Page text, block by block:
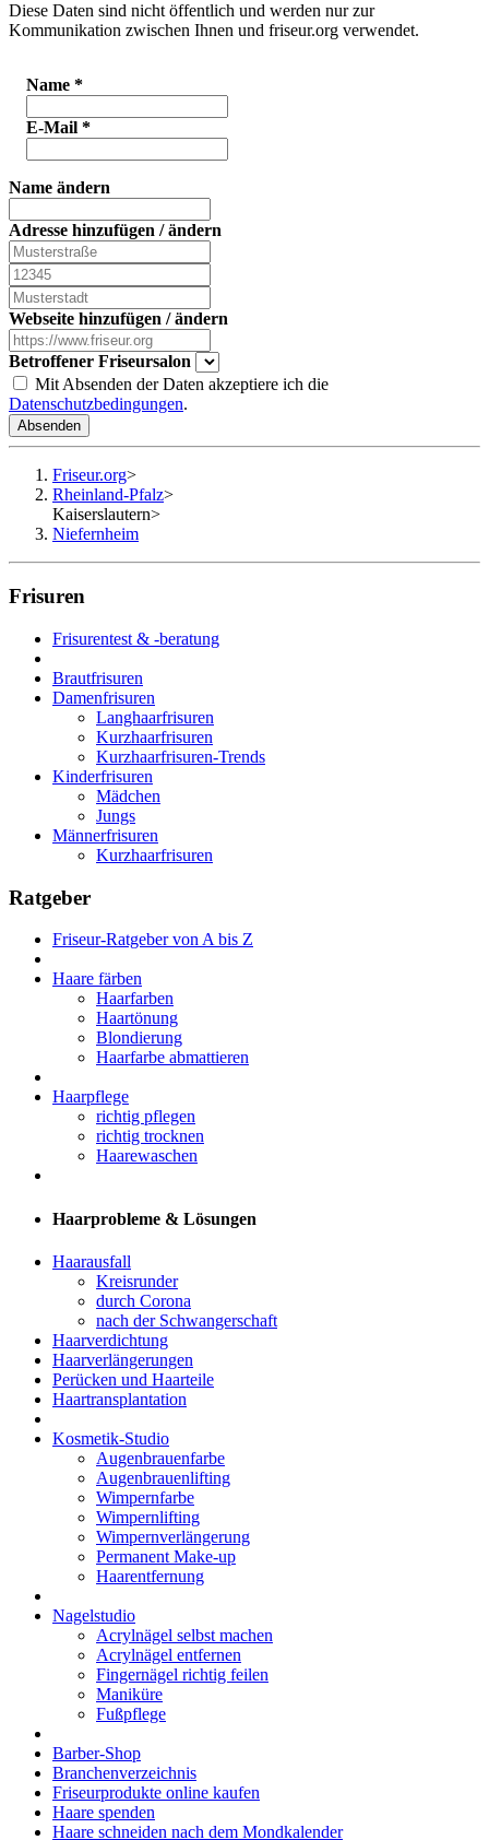
Diese Daten sind nicht öffentlich und werden nur zur
Kommunikation zwischen Ihnen und friseur.org verwendet.
Name *
E-Mail *
Name ändern
Adresse hinzufügen / ändern
Webseite hinzufügen / ändern
Betroffener Friseursalon
Mit Absenden der Daten akzeptiere ich die
Datenschutzbedingungen.
Absenden
Friseur.org>
Rheinland-Pfalz>
Kaiserslautern>
Niefernheim
Frisuren
Frisurentest & -beratung
Brautfrisuren
Damenfrisuren
Langhaarfrisuren
Kurzhaarfrisuren
Kurzhaarfrisuren-Trends
Kinderfrisuren
Mädchen
Jungs
Männerfrisuren
Kurzhaarfrisuren
Ratgeber
Friseur-Ratgeber von A bis Z
Haare färben
Haarfarben
Haartönung
Blondierung
Haarfarbe abmattieren
Haarpflege
richtig pflegen
richtig trocknen
Haarewaschen
Haarprobleme & Lösungen
Haarausfall
Kreisrunder
durch Corona
nach der Schwangerschaft
Haarverdichtung
Haarverlängerungen
Perücken und Haarteile
Haartransplantation
Kosmetik-Studio
Augenbrauenfarbe
Augenbrauenlifting
Wimpernfarbe
Wimpernlifting
Wimpernverlängerung
Permanent Make-up
Haarentfernung
Nagelstudio
Acrylnägel selbst machen
Acrylnägel entfernen
Fingernägel richtig feilen
Maniküre
Fußpflege
Barber-Shop
Branchenverzeichnis
Friseurprodukte online kaufen
Haare spenden
Haare schneiden nach dem Mondkalender